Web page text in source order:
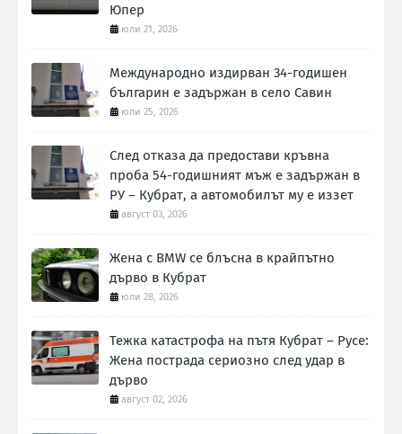
Юпер
юли 21, 2026
Международно издирван 34-годишен
българин е задържан в село Савин
юли 25, 2026
След отказа да предостави кръвна
проба 54-годишният мъж е задържан в
РУ – Кубрат, а автомобилът му е иззет
август 03, 2026
Жена с BMW се блъсна в крайпътно
дърво в Кубрат
юли 28, 2026
Тежка катастрофа на пътя Кубрат – Русе:
Жена пострада сериозно след удар в
дърво
август 02, 2026